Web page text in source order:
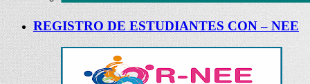
REGISTRO DE ESTUDIANTES CON – NEE